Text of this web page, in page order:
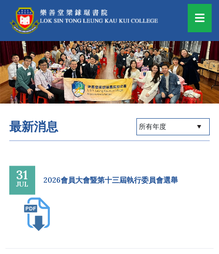
最新消息
31
JUL 2026會員大會暨第十三屆執行委員會選舉